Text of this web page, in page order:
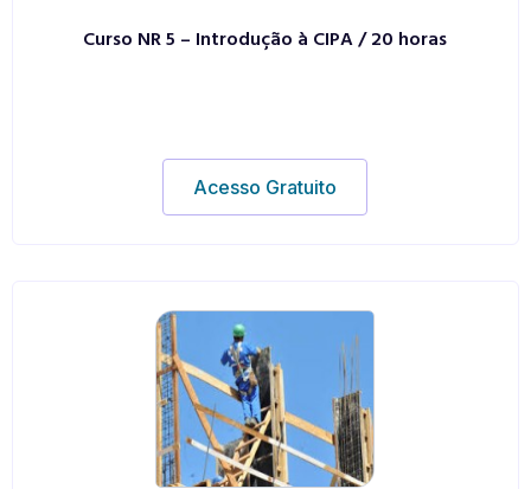
Curso NR 5 – Introdução à CIPA / 20 horas
Acesso Gratuito